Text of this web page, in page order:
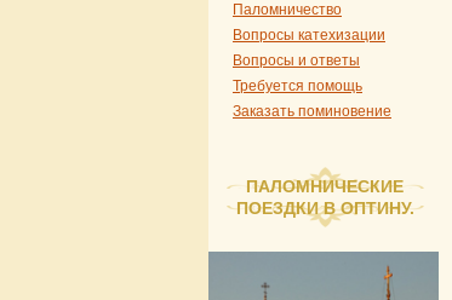
Паломничество
Вопросы катехизации
Вопросы и ответы
Требуется помощь
Заказать поминовение
ПАЛОМНИЧЕСКИЕ
ПОЕЗДКИ В ОПТИНУ.